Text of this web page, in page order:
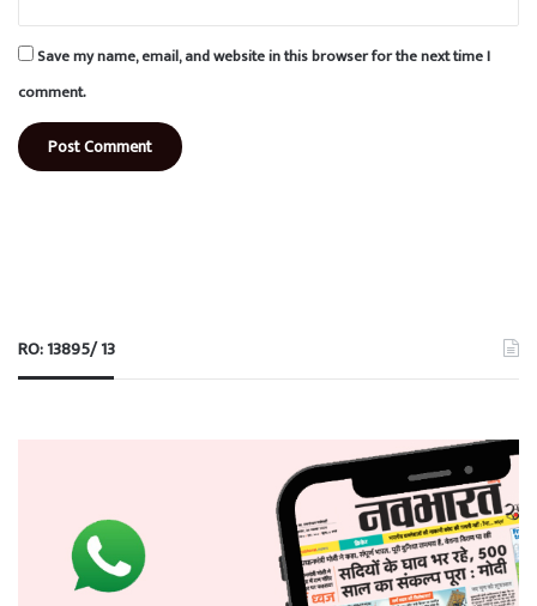
Save my name, email, and website in this browser for the next time I
comment.
RO: 13895/ 13